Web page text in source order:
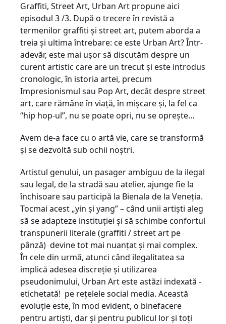
Graffiti, Street Art, Urban Art propune aici
episodul 3 /3. După o trecere în revistă a
termenilor graffiti și street art, putem aborda a
treia și ultima întrebare: ce este Urban Art? Într-
adevăr, este mai ușor să discutăm despre un
curent artistic care are un trecut și este introdus
cronologic, în istoria artei, precum
Impresionismul sau Pop Art, decât despre street
art, care rămâne în viață, în mișcare și, la fel ca
“hip hop-ul”, nu se poate opri, nu se oprește…
Avem de-a face cu o artă vie, care se transformă
și se dezvoltă sub ochii noștri.
Artistul genului, un pasager ambiguu de la ilegal
sau legal, de la stradă sau atelier, ajunge fie la
închisoare sau participă la Bienala de la Veneția.
Tocmai acest „yin și yang” – când unii artiști aleg
să se adapteze instituției și să schimbe confortul
transpunerii literale (graffiti / street art pe
pânză) ­ devine tot mai nuanțat și mai complex.
În cele din urmă, atunci când ilegalitatea sa
implică adesea discreție și utilizarea
pseudonimului, Urban Art este astăzi indexată ­
etichetată! ­ pe rețelele social media. Această
evoluție este, în mod evident, o binefacere
pentru artiști, dar și pentru publicul lor și toți